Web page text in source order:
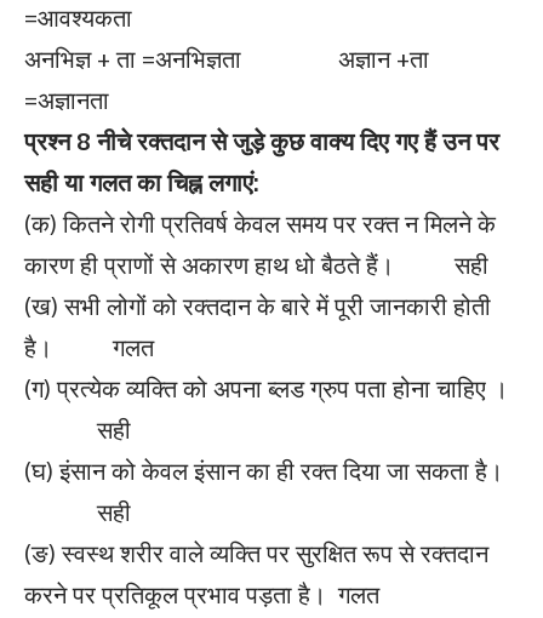
=आवश्यकता
अनभिज्ञ + ता =अनभिज्ञता अज्ञान +ता
=अज्ञानता
प्रश्न8नीचे रक्तदान से जुड़े कुछ वाक्य दिए गए हैं उन पर
सही या गलत का चिह्न लगाएं:
(क) कितने रोगी प्रतिवर्ष केवल समय पर रक्त न मिलने के
कारण ही प्राणों से अकारण हाथ धो बैठते हैं। सही
(ख) सभी लोगों को रक्तदान के बारे में पूरी जानकारी होती
है। गलत
(ग) प्रत्येक व्यक्ति को अपना ब्लड ग्रुप पता होना चाहिए ।
सही
(घ) इंसान को केवल इंसान का ही रक्त दिया जा सकता है।
सही
(ङ) स्वस्थ शरीर वाले व्यक्ति पर सुरक्षित रूप से रक्तदान
करने पर प्रतिकूल प्रभाव पड़ता है। गलत